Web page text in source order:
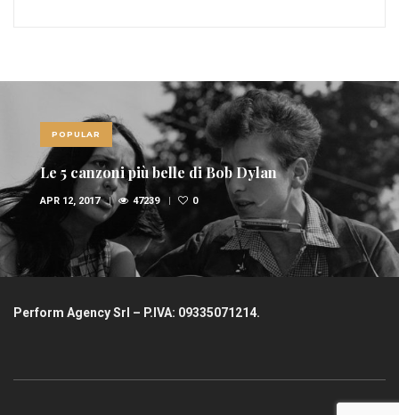
POPULAR
Le 5 canzoni più belle di Bob Dylan
APR 12, 2017 47239 0
Perform Agency Srl – P.IVA: 09335071214.